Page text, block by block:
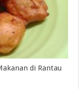
di Rantau